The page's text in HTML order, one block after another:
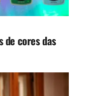
de cores das